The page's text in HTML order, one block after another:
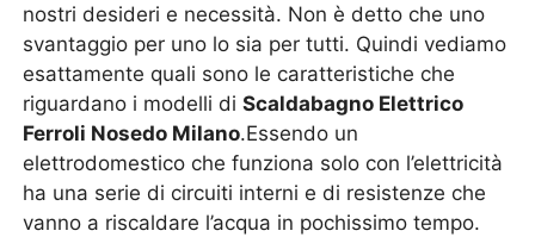
nostri desideri e necessità. Non è detto che uno
svantaggio per uno lo sia per tutti. Quindi vediamo
esattamente quali sono le caratteristiche che
riguardano i modelli diScaldabagno Elettrico
Ferroli Nosedo Milano.Essendo un
elettrodomestico che funziona solo con l’elettricità
ha una serie di circuiti interni e di resistenze che
vanno a riscaldare l’acqua in pochissimo tempo.